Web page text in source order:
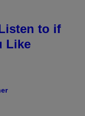
to if
Like